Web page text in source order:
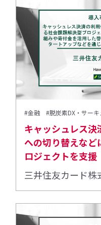
#金融 #脱炭素DX・サー
キャッシュレス決
への切り替えなど
ロジェクトを支援
三井住友カード株